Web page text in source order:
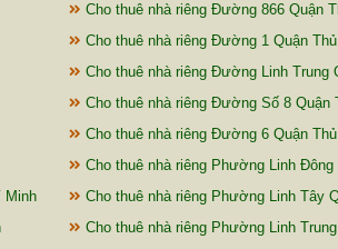
Cho thuê nhà riêng Đường 866 Quận
Cho thuê nhà riêng Đường 1 Quận
Cho thuê nhà riêng Đường Linh Trung
Cho thuê nhà riêng Đường Số 8
Cho thuê nhà riêng Đường 6 Quận
Cho thuê nhà riêng Phường Linh
Minh
Cho thuê nhà riêng Phường Linh Tây
Cho thuê nhà riêng Phường Linh